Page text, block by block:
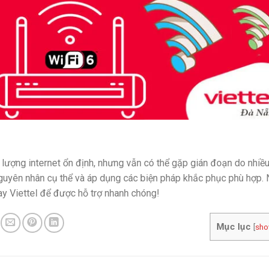
internet ổn định, nhưng vẫn có thể gặp gián đoạn do nhiều
nhân cụ thể và áp dụng các biện pháp khắc phục phù hợp.
Viettel để được hỗ trợ nhanh chóng!
Mục lục [